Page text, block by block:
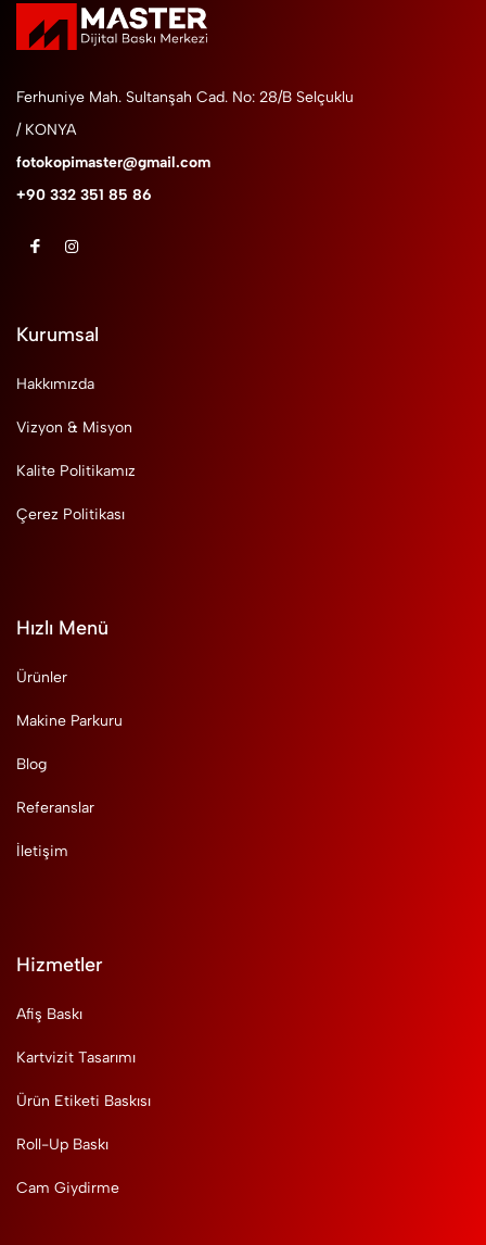
Ferhuniye Mah. Sultanşah Cad. No: 28/B Selçuklu
/ KONYA
fotokopimaster@gmail.com
+90 332 351 85 86
Kurumsal
Hakkımızda
Vizyon & Misyon
Kalite Politikamız
Çerez Politikası
Hızlı Menü
Ürünler
Makine Parkuru
Blog
Referanslar
İletişim
Hizmetler
Afiş Baskı
Kartvizit Tasarımı
Ürün Etiketi Baskısı
Roll-Up Baskı
Cam Giydirme